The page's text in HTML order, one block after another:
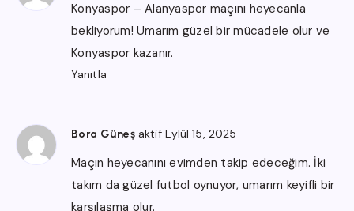
Konyaspor – Alanyaspor maçını heyecanla
bekliyorum! Umarım güzel bir mücadele olur ve
Konyaspor kazanır.
Yanıtla
Bora Güneş aktif Eylül 15, 2025
Maçın heyecanını evimden takip edeceğim. İki
takım da güzel futbol oynuyor, umarım keyifli bir
karşılaşma olur.